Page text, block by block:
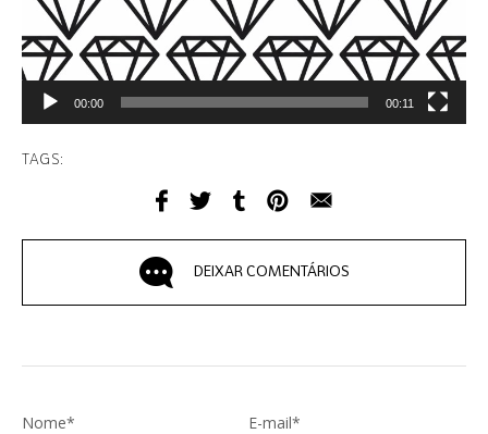
00:00 00:11
TAGS:
DEIXAR COMENTÁRIOS
Nome* E-mail*